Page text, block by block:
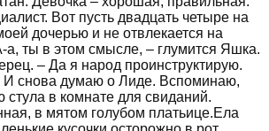
Вот пусть двадцать четыре на
дочерью и не отвлекается на
а, ты в этом смысле, – глумится Яшка.
– Да я народ проинструктирую.
И снова думаю о Лиде. Вспоминаю,
стула в комнате для свиданий.
в мятом голубом платьице.Ела